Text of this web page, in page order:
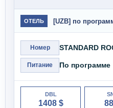
ОТЕЛЬ [UZB] по
Номер STANDARD
Питание По программе
DBL
1408 $